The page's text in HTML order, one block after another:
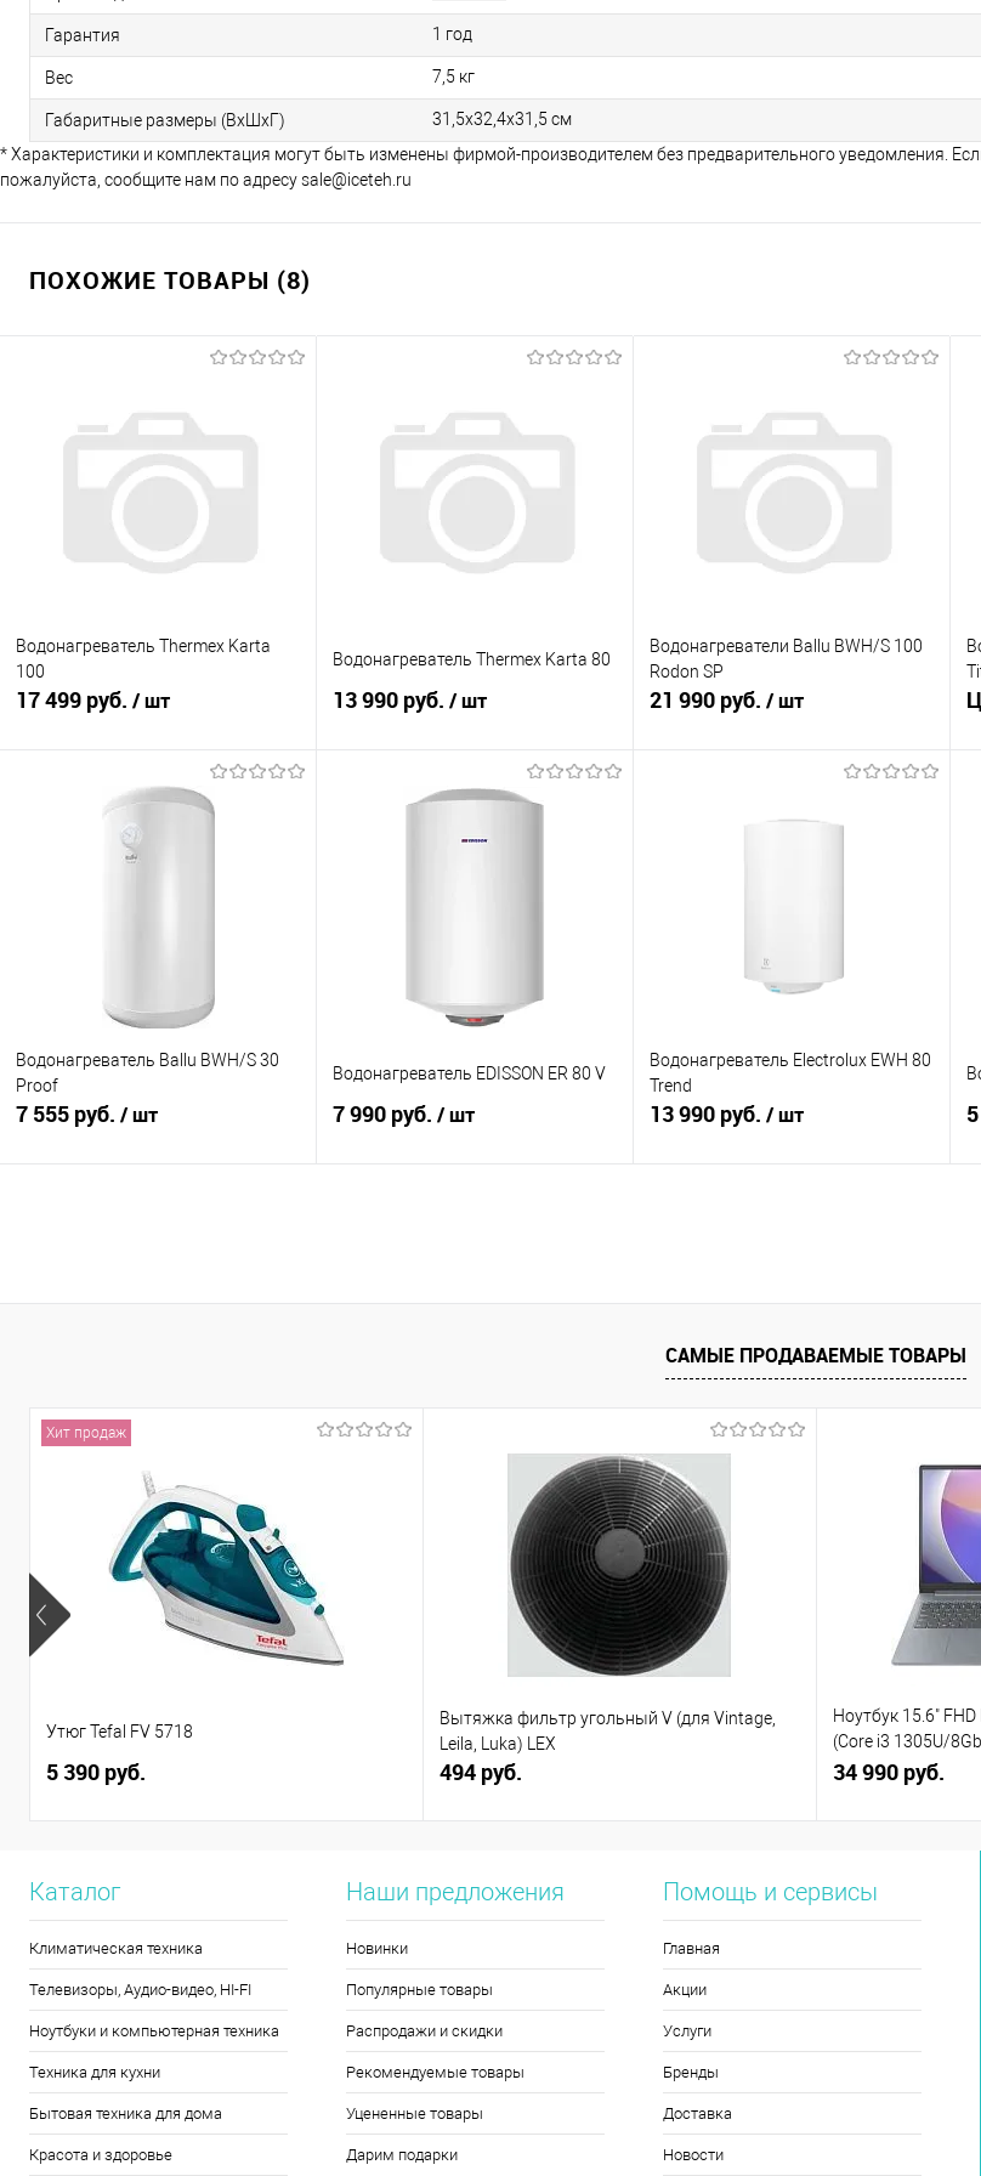
Гарантия 1 год
Вес 7,5 кг
Габаритные размеры (ВхШхГ)
31,5х32,4х31,5 см
* Характеристики и комплектация могут быть изменены фирмой-производителем без предварительного уведомления.
пожалуйста, сообщите нам по адресу sale@iceteh.ru
ПОХОЖИЕ ТОВАРЫ (8)
Водонагреватель Thermex Karta
100
17 499 руб. / шт
В корзину
Купить в 1 клик
Водонагреватель Thermex Karta 80
13 990 руб. / шт
В корзину
Водонагреватели Ballu BWH/S 100
Rodon SP
21 990 руб. / шт
Водонагреватель Ballu BWH/S 30
Proof
7 555 руб. / шт
В избранное
В наличии
Водонагреватель EDISSON ER 80 V
7 990 руб. / шт
В избранное
В наличии
Водонагреватель Electrolux EWH 80
Trend
13 990 руб. / шт
В избранное
В наличии
САМЫЕ ПРОДАВАЕМЫЕ ТОВАРЫ
Хит продаж
Утюг Tefal FV 5718
5 390 руб.
Вытяжка фильтр угольный V (для Vintage,
Leila, Luka) LEX
494 руб.
Ноутбук 15.6"
(Core i3 1305U/
(82X7004BPS)
34 990 руб.
Каталог
Климатическая техника
Телевизоры, Аудио-видео, HI-FI
Ноутбуки и компьютерная техника
Техника для кухни
Бытовая техника для дома
Красота и здоровье
Наши предложения
Новинки
Популярные товары
Распродажи и скидки
Рекомендуемые товары
Уцененные товары
Дарим подарки
Помощь и сервисы
Главная
Акции
Услуги
Бренды
Доставка
Новости